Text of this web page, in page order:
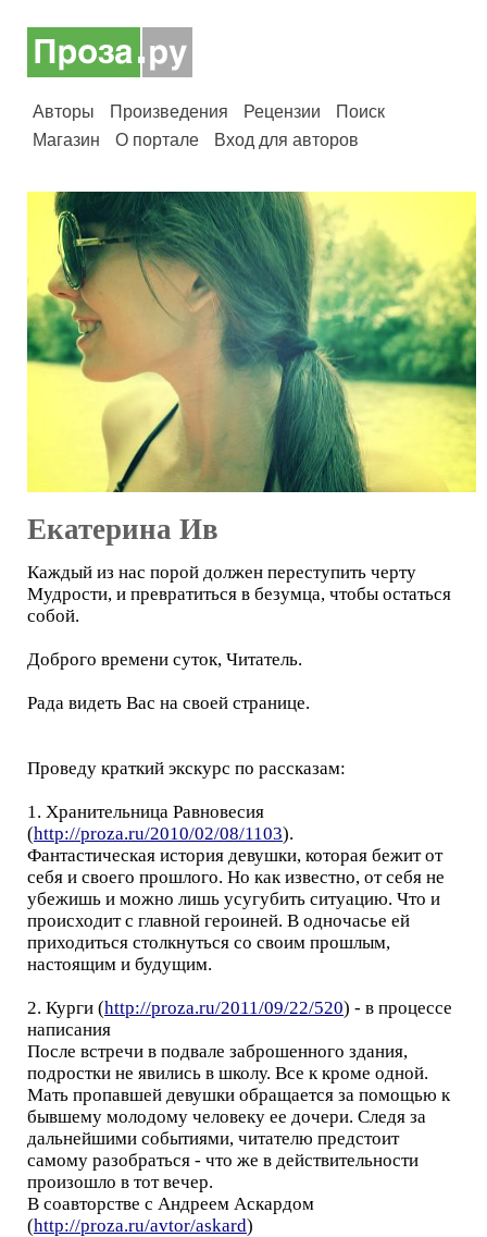
Авторы Произведения Рецензии
Поиск
Магазин
О портале Вход для авторов
Екатерина Ив
Каждый из нас порой должен переступить черту
Мудрости, и превратиться в безумца, чтобы остаться
собой.
Доброго времени суток, Читатель.
Рада видеть Вас на своей странице.
Проведу краткий экскурс по рассказам:
1. Хранительница Равновесия
(http://proza.ru/2010/02/08/1103).
Фантастическая история девушки, которая бежит от
себя и своего прошлого. Но как известно, от себя не
убежишь и можно лишь усугубить ситуацию. Что и
происходит с главной героиней. В одночасье ей
приходиться столкнуться со своим прошлым,
настоящим и будущим.
2. Курги (http://proza.ru/2011/09/22/520) - в процессе
написания
После встречи в подвале заброшенного здания,
подростки не явились в школу. Все к кроме одной.
Мать пропавшей девушки обращается за помощью к
бывшему молодому человеку ее дочери. Следя за
дальнейшими событиями, читателю предстоит
самому разобраться - что же в действительности
произошло в тот вечер.
В соавторстве с Андреем Аскардом
(http://proza.ru/avtor/askard)